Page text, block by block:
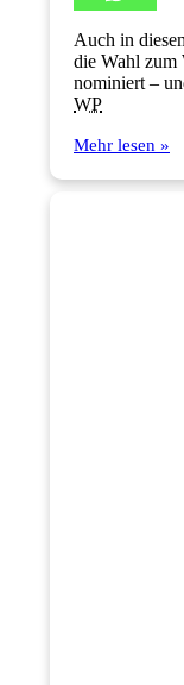
Auch in
die Wahl zum
nominiert –
WP
Mehr lesen »